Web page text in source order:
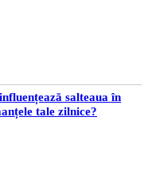
salteaua în
tale zilnice?